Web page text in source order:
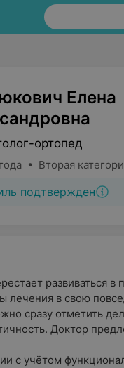
Елена
ортопед
• Вторая
подтвержден
развиваться в
в свою
сразу отметить
Доктор
с учётом